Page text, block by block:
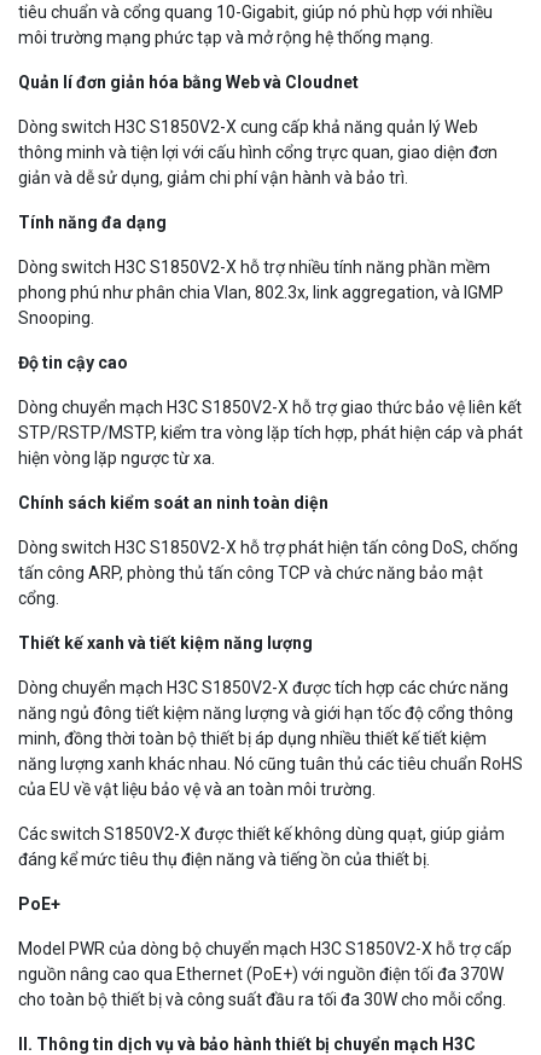
tiêu chuẩn và cổng quang 10-Gigabit, giúp nó phù hợp với nhiều
môi trường mạng phức tạp và mở rộng hệ thống mạng.
Quản lí đơn giản hóa bằng Web và Cloudnet
Dòng switch H3C S1850V2-X cung cấp khả năng quản lý Web
thông minh và tiện lợi với cấu hình cổng trực quan, giao diện đơn
giản và dễ sử dụng, giảm chi phí vận hành và bảo trì.
Tính năng đa dạng
Dòng switch H3C S1850V2-X hỗ trợ nhiều tính năng phần mềm
phong phú như phân chia Vlan, 802.3x, link aggregation, và IGMP
Snooping.
Độ tin cậy cao
Dòng chuyển mạch H3C S1850V2-X hỗ trợ giao thức bảo vệ liên kết
STP/RSTP/MSTP, kiểm tra vòng lặp tích hợp, phát hiện cáp và phát
hiện vòng lặp ngược từ xa.
Chính sách kiểm soát an ninh toàn diện
Dòng switch H3C S1850V2-X hỗ trợ phát hiện tấn công DoS, chống
tấn công ARP, phòng thủ tấn công TCP và chức năng bảo mật
cổng.
Thiết kế xanh và tiết kiệm năng lượng
Dòng chuyển mạch H3C S1850V2-X được tích hợp các chức năng
năng ngủ đông tiết kiệm năng lượng và giới hạn tốc độ cổng thông
minh, đồng thời toàn bộ thiết bị áp dụng nhiều thiết kế tiết kiệm
năng lượng xanh khác nhau. Nó cũng tuân thủ các tiêu chuẩn RoHS
của EU về vật liệu bảo vệ và an toàn môi trường.
Các switch S1850V2-X được thiết kế không dùng quạt, giúp giảm
đáng kể mức tiêu thụ điện năng và tiếng ồn của thiết bị.
PoE+
Model PWR của dòng bộ chuyển mạch H3C S1850V2-X hỗ trợ cấp
nguồn nâng cao qua Ethernet (PoE+) với nguồn điện tối đa 370W
cho toàn bộ thiết bị và công suất đầu ra tối đa 30W cho mỗi cổng.
II. Thông tin dịch vụ và bảo hành thiết bị chuyển mạch H3C